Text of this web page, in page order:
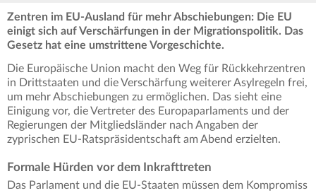
Zentren im EU-Ausland für mehr Abschiebungen: Die EU
einigt sich auf Verschärfungen in der Migrationspolitik. Das
Gesetz hat eine umstrittene Vorgeschichte.
Die Europäische Union macht den Weg für Rückkehrzentren
in Drittstaaten und die Verschärfung weiterer Asylregeln frei,
um mehr Abschiebungen zu ermöglichen. Das sieht eine
Einigung vor, die Vertreter des Europaparlaments und der
Regierungen der Mitgliedsländer nach Angaben der
zyprischen EU-Ratspräsidentschaft am Abend erzielten.
Formale Hürden vor dem Inkrafttreten
Das Parlament und die EU-Staaten müssen dem Kompromiss